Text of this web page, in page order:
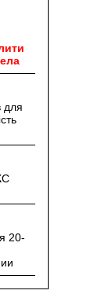
для
20-